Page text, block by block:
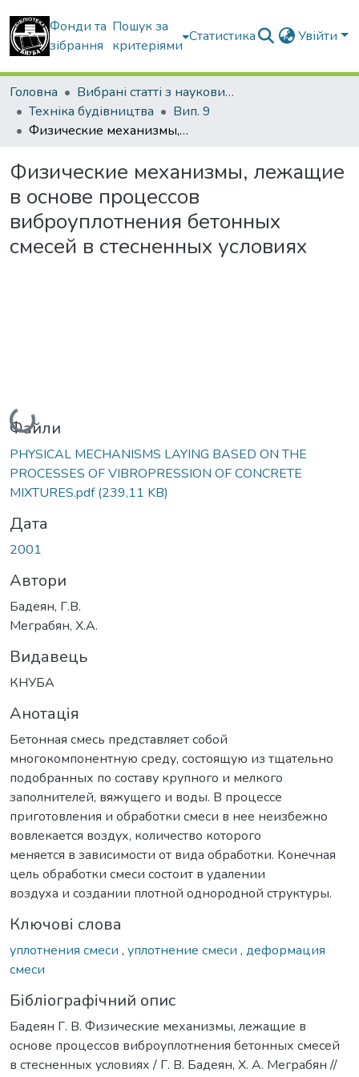
Фонди та
зібрання
Пошук за
критеріями
Статистика Увійти
Головна
Вибрані статті з наукових збірників КНУБА
Техніка будівництва
Вип. 9
Физические механизмы, лежащие в основе процессов виброуплотнения бетонных смесей в стесненных условиях
Физические механизмы, лежащие
в основе процессов
виброуплотнения бетонных
смесей в стесненных условиях
Вантажиться...
Файли
PHYSICAL MECHANISMS LAYING BASED ON THE
PROCESSES OF VIBROPRESSION OF CONCRETE
MIXTURES.pdf(239,11 KB)
Дата
2001
Автори
Бадеян, Г.В.
Меграбян, Х.А.
Видавець
КНУБА
Анотація
Бетонная смесь представляет собой
многокомпонентную среду, состоящую из тщательно
подобранных по составу крупного и мелкого
заполнителей, вяжущего и воды. В процессе
приготовления и обработки смеси в нее неизбежно
вовлекается воздух, количество которого
меняется в зависимости от вида обработки. Конечная
цель обработки смеси состоит в удалении
воздуха и создании плотной однородной структуры.
Ключові слова
уплотнения смеси , уплотнение смеси , деформация
смеси
Бібліографічний опис
Бадеян Г. В. Физические механизмы, лежащие в
основе процессов виброуплотнения бетонных смесей
в стесненных условиях / Г. В. Бадеян, Х. А. Меграбян //